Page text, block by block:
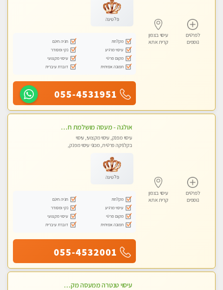
לפרטים
נוספים
עיסוי בצפון
קרית אתא
פלטינה
מקלחת
חניה חינם
עיסוי מרגיע
נקי ומסודר
מקום פרטי
עיסוי מקצועי
תמונה אמיתית
דוברת עיברית
055-4531951
לפרטים
נוספים
עיסוי בצפון
קרית אתא
אולגה - מעסה מושלמת חדשה בעיר ! בחיפה- טל 052-5738058
עיסוי מפנק, עיסוי מקצועי, עיסוי
בקלניקה פרטית, מכוני עיסוי מפנק,
פלטינה
מקלחת
חניה חינם
עיסוי מרגיע
נקי ומסודר
מקום פרטי
עיסוי מקצועי
תמונה אמיתית
דוברת עיברית
055-4532001
עיסוי טנטרה ממעסה מקצועית חוויה מעולם אחר שכל אחד צריך לנסות ללא מין !!!